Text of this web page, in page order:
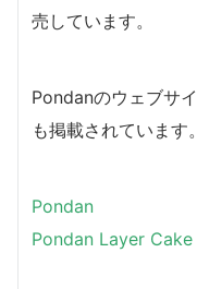
売しています。
Pondanのウェブサ
も掲載されています。
Pondan
Pondan Layer Cake